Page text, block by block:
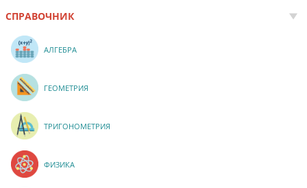
СПРАВОЧНИК
АЛГЕБРА
ГЕОМЕТРИЯ
ТРИГОНОМЕТРИЯ
ФИЗИКА